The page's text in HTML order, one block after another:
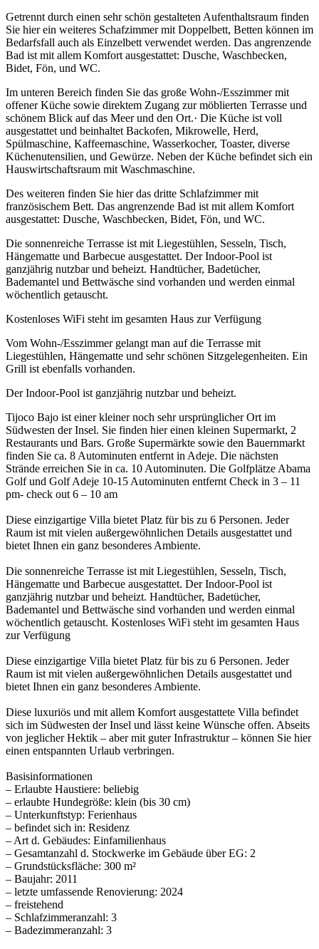
Getrennt durch einen sehr schön gestalteten Aufenthaltsraum finden
Sie hier ein weiteres Schafzimmer mit Doppelbett, Betten können im
Bedarfsfall auch als Einzelbett verwendet werden. Das angrenzende
Bad ist mit allem Komfort ausgestattet: Dusche, Waschbecken,
Bidet, Fön, und WC.
Im unteren Bereich finden Sie das große Wohn-/Esszimmer mit
offener Küche sowie direktem Zugang zur möblierten Terrasse und
schönem Blick auf das Meer und den Ort.· Die Küche ist voll
ausgestattet und beinhaltet Backofen, Mikrowelle, Herd,
Spülmaschine, Kaffeemaschine, Wasserkocher, Toaster, diverse
Küchenutensilien, und Gewürze. Neben der Küche befindet sich ein
Hauswirtschaftsraum mit Waschmaschine.
Des weiteren finden Sie hier das dritte Schlafzimmer mit
französischem Bett. Das angrenzende Bad ist mit allem Komfort
ausgestattet: Dusche, Waschbecken, Bidet, Fön, und WC.
Die sonnenreiche Terrasse ist mit Liegestühlen, Sesseln, Tisch,
Hängematte und Barbecue ausgestattet. Der Indoor-Pool ist
ganzjährig nutzbar und beheizt. Handtücher, Badetücher,
Bademantel und Bettwäsche sind vorhanden und werden einmal
wöchentlich getauscht.
Kostenloses WiFi steht im gesamten Haus zur Verfügung
Vom Wohn-/Esszimmer gelangt man auf die Terrasse mit
Liegestühlen, Hängematte und sehr schönen Sitzgelegenheiten. Ein
Grill ist ebenfalls vorhanden.
Der Indoor-Pool ist ganzjährig nutzbar und beheizt.
Tijoco Bajo ist einer kleiner noch sehr ursprünglicher Ort im
Südwesten der Insel. Sie finden hier einen kleinen Supermarkt, 2
Restaurants und Bars. Große Supermärkte sowie den Bauernmarkt
finden Sie ca. 8 Autominuten entfernt in Adeje. Die nächsten
Strände erreichen Sie in ca. 10 Autominuten. Die Golfplätze Abama
Golf und Golf Adeje 10-15 Autominuten entfernt Check in 3 – 11
pm- check out 6 – 10 am
Diese einzigartige Villa bietet Platz für bis zu 6 Personen. Jeder
Raum ist mit vielen außergewöhnlichen Details ausgestattet und
bietet Ihnen ein ganz besonderes Ambiente.
Die sonnenreiche Terrasse ist mit Liegestühlen, Sesseln, Tisch,
Hängematte und Barbecue ausgestattet. Der Indoor-Pool ist
ganzjährig nutzbar und beheizt. Handtücher, Badetücher,
Bademantel und Bettwäsche sind vorhanden und werden einmal
wöchentlich getauscht. Kostenloses WiFi steht im gesamten Haus
zur Verfügung
Diese einzigartige Villa bietet Platz für bis zu 6 Personen. Jeder
Raum ist mit vielen außergewöhnlichen Details ausgestattet und
bietet Ihnen ein ganz besonderes Ambiente.
Diese luxuriös und mit allem Komfort ausgestattete Villa befindet
sich im Südwesten der Insel und lässt keine Wünsche offen. Abseits
von jeglicher Hektik – aber mit guter Infrastruktur – können Sie hier
einen entspannten Urlaub verbringen.
Basisinformationen
– Erlaubte Haustiere: beliebig
– erlaubte Hundegröße: klein (bis 30 cm)
– Unterkunftstyp: Ferienhaus
– befindet sich in: Residenz
– Art d. Gebäudes: Einfamilienhaus
– Gesamtanzahl d. Stockwerke im Gebäude über EG: 2
– Grundstücksfläche: 300 m²
– Baujahr: 2011
– letzte umfassende Renovierung: 2024
– freistehend
– Schlafzimmeranzahl: 3
– Badezimmeranzahl: 3